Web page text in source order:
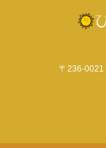
〒236-0021